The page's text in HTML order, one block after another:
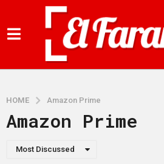
HOME Amazon Prime
Amazon Prime
Most Discussed